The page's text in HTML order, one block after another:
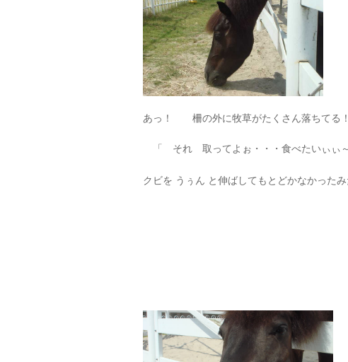
あっ！ 柵の外に牧草がたくさん落ちてる！
「 それ 取ってよぉ・・・食べたいぃぃ～
クビを うぅん と伸ばしてもとどかなかったみ